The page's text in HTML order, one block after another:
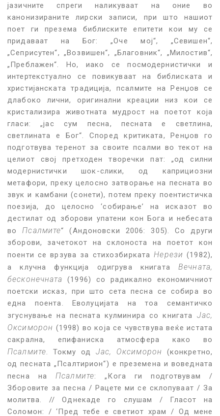
јазичните спреги наликуваат на оние во
канонизираните лирски записи, при што нашиот
поет ги презема библиските епитети кои му се
придаваат на Бог: „Оче мој“, „Севишен“,
„Сеприсутен“, „Возвишен“, „Благовник“, „Милостив“,
„Преблажен“. Но, иако се посмодернистички и
интертекстуално се повикуваат на библиската и
христијанската традиција, псалмите на Ренџов се
длабоко лични, оригинални креации низ кои се
кристализира животната мудрост на поетот која
гласи: „јас сум песна, песната е светлина,
светлината е Бог“. Според критиката, Ренџов го
подготвува теренот за своите псалми во текот на
целиот свој претходен творечки пат: „од силни
модернистички шок-слики, од каприциозни
метафори, преку целосно затворање на песната во
звук и камбани (сонети), потем преку поентистичка
поезија, до целосно ‘собирање’ на исказот во
дестилат од зборови упатени кон Бога и небесата
во Псалмите“ (Андоновски 2006: 305). Со други
зборови, зачетокот на склоноста на поетот кон
поенти се врзува за стихозбирката Нерези (1982),
а клучна функција одигрува книгата Вечната,
бесконечната (1996) со радикално економичниот
поетски исказ, при што сета песна се собира во
една поента. Еволуцијата на тоа семантичко
згуснување на песната кулминира со книгата Јас,
Оксиморон (1998) во која се чувствува веќе истата
сакрална, епифаниска атмосфера како во
Псалмите . Токму од Јас, Оксиморон
(конкретно,
од песната „Псалтирион“) е преземена и воведната
песна на Псалмите: „Кога ги подготвувам /
Зборовите за песна / Рацете ми се склопуваат / За
молитва. // Однекаде го слушам / Гласот на
Соломон: / ‘Пред тебе е светиот храм / Од мене